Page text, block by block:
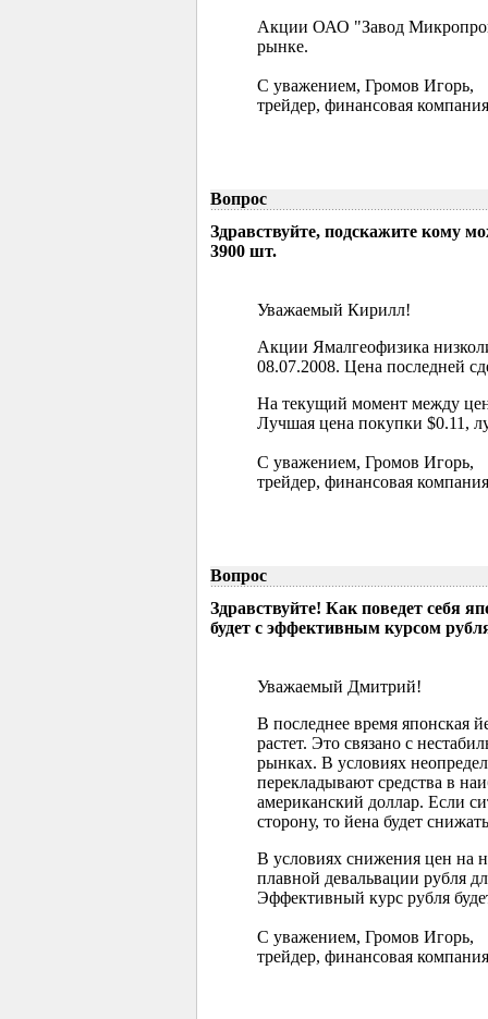
Акции ОАО "Завод
рынке.
С уважением, Громов Игорь,
трейдер, финансовая
Вопрос
Здравствуйте, подскажите кому
3900 шт.
Уважаемый Кирилл!
Акции Ямалгеофизика
08.07.2008. Цена последней
На текущий момент между
Лучшая цена покупки $0.11,
С уважением, Громов Игорь,
трейдер, финансовая
Вопрос
Здравствуйте! Как поведет себя
будет с эффективным курсом
Уважаемый Дмитрий!
В последнее время
растет. Это связано с
рынках. В условиях
перекладывают средства в
американский доллар. Если
сторону, то йена будет
В условиях снижения цен на
плавной девальвации рубля
Эффективный курс рубля
С уважением, Громов Игорь,
трейдер, финансовая